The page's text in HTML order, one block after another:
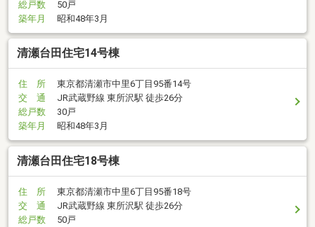
総戸数
50戸
築年月
昭和48年3月
清瀬台田住宅14号棟
住 所
東京都清瀬市中里6丁目95番14号
交 通
JR武蔵野線 東所沢駅 徒歩26分
総戸数
30戸
築年月
昭和48年3月
清瀬台田住宅18号棟
住 所
東京都清瀬市中里6丁目95番18号
交 通
JR武蔵野線 東所沢駅 徒歩26分
総戸数
50戸